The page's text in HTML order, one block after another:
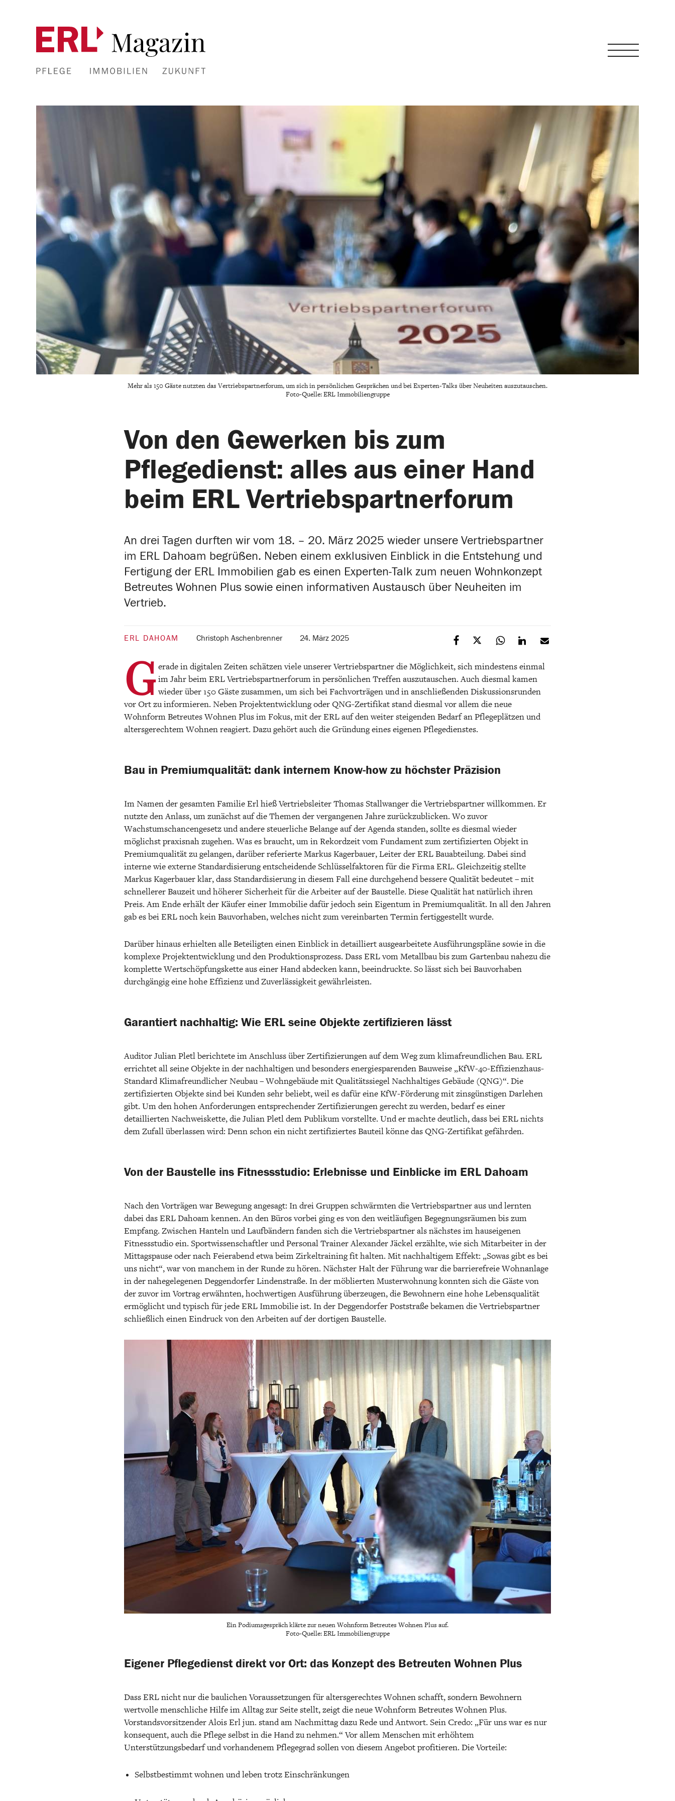
Mehr als 150 Gäste nutzten das Vertriebspartnerforum, um sich in persönlichen Gesprächen und bei Experten-Talks über Neuheiten auszutauschen.
Foto-Quelle: ERL Immobiliengruppe
Von den Gewerken bis zum
Pflegedienst: alles aus einer Hand
beim ERL Vertriebspartnerforum
An drei Tagen durften wir vom 18. – 20. März 2025 wieder unsere Vertriebspartner
im ERL Dahoam begrüßen. Neben einem exklusiven Einblick in die Entstehung und
Fertigung der ERL Immobilien gab es einen Experten-Talk zum neuen Wohnkonzept
Betreutes Wohnen Plus sowie einen informativen Austausch über Neuheiten im
Vertrieb.
ERL DAHOAM Christoph Aschenbrenner 24. März 2025
G erade in digitalen Zeiten schätzen viele unserer Vertriebspartner die Möglichkeit, sich mindestens einmal
im Jahr beim ERL Vertriebspartnerforum in persönlichen Treffen auszutauschen. Auch diesmal kamen
wieder über 150 Gäste zusammen, um sich bei Fachvorträgen und in anschließenden Diskussionsrunden
vor Ort zu informieren. Neben Projektentwicklung oder QNG-Zertifikat stand diesmal vor allem die neue
Wohnform Betreutes Wohnen Plus im Fokus, mit der ERL auf den weiter steigenden Bedarf an Pflegeplätzen und
altersgerechtem Wohnen reagiert. Dazu gehört auch die Gründung eines eigenen Pflegedienstes.
Bau in Premiumqualität: dank internem Know-how zu höchster Präzision
Im Namen der gesamten Familie Erl hieß Vertriebsleiter Thomas Stallwanger die Vertriebspartner willkommen. Er
nutzte den Anlass, um zunächst auf die Themen der vergangenen Jahre zurückzublicken. Wo zuvor
Wachstumschancengesetz und andere steuerliche Belange auf der Agenda standen, sollte es diesmal wieder
möglichst praxisnah zugehen. Was es braucht, um in Rekordzeit vom Fundament zum zertifizierten Objekt in
Premiumqualität zu gelangen, darüber referierte Markus Kagerbauer, Leiter der ERL Bauabteilung. Dabei sind
interne wie externe Standardisierung entscheidende Schlüsselfaktoren für die Firma ERL. Gleichzeitig stellte
Markus Kagerbauer klar, dass Standardisierung in diesem Fall eine durchgehend bessere Qualität bedeutet – mit
schnellerer Bauzeit und höherer Sicherheit für die Arbeiter auf der Baustelle. Diese Qualität hat natürlich ihren
Preis. Am Ende erhält der Käufer einer Immobilie dafür jedoch sein Eigentum in Premiumqualität. In all den Jahren
gab es bei ERL noch kein Bauvorhaben, welches nicht zum vereinbarten Termin fertiggestellt wurde.
Darüber hinaus erhielten alle Beteiligten einen Einblick in detailliert ausgearbeitete Ausführungspläne sowie in die
komplexe Projektentwicklung und den Produktionsprozess. Dass ERL vom Metallbau bis zum Gartenbau nahezu die
komplette Wertschöpfungskette aus einer Hand abdecken kann, beeindruckte. So lässt sich bei Bauvorhaben
durchgängig eine hohe Effizienz und Zuverlässigkeit gewährleisten.
Garantiert nachhaltig: Wie ERL seine Objekte zertifizieren lässt
Auditor Julian Pletl berichtete im Anschluss über Zertifizierungen auf dem Weg zum klimafreundlichen Bau. ERL
errichtet all seine Objekte in der nachhaltigen und besonders energiesparenden Bauweise „KfW-40-Effizienzhaus-
Standard Klimafreundlicher Neubau – Wohngebäude mit Qualitätssiegel Nachhaltiges Gebäude (QNG)“. Die
zertifizierten Objekte sind bei Kunden sehr beliebt, weil es dafür eine KfW-Förderung mit zinsgünstigen Darlehen
gibt. Um den hohen Anforderungen entsprechender Zertifizierungen gerecht zu werden, bedarf es einer
detaillierten Nachweiskette, die Julian Pletl dem Publikum vorstellte. Und er machte deutlich, dass bei ERL nichts
dem Zufall überlassen wird: Denn schon ein nicht zertifiziertes Bauteil könne das QNG-Zertifikat gefährden.
Von der Baustelle ins Fitnessstudio: Erlebnisse und Einblicke im ERL Dahoam
Nach den Vorträgen war Bewegung angesagt: In drei Gruppen schwärmten die Vertriebspartner aus und lernten
dabei das ERL Dahoam kennen. An den Büros vorbei ging es von den weitläufigen Begegnungsräumen bis zum
Empfang. Zwischen Hanteln und Laufbändern fanden sich die Vertriebspartner als nächstes im hauseigenen
Fitnessstudio ein. Sportwissenschaftler und Personal Trainer Alexander Jäckel erzählte, wie sich Mitarbeiter in der
Mittagspause oder nach Feierabend etwa beim Zirkeltraining fit halten. Mit nachhaltigem Effekt: „Sowas gibt es bei
uns nicht“, war von manchem in der Runde zu hören. Nächster Halt der Führung war die barrierefreie Wohnanlage
in der nahegelegenen Deggendorfer Lindenstraße. In der möblierten Musterwohnung konnten sich die Gäste von
der zuvor im Vortrag erwähnten, hochwertigen Ausführung überzeugen, die Bewohnern eine hohe Lebensqualität
ermöglicht und typisch für jede ERL Immobilie ist. In der Deggendorfer Poststraße bekamen die Vertriebspartner
schließlich einen Eindruck von den Arbeiten auf der dortigen Baustelle.
Ein Podiumsgespräch klärte zur neuen Wohnform Betreutes Wohnen Plus auf.
Foto-Quelle: ERL Immobiliengruppe
Eigener Pflegedienst direkt vor Ort: das Konzept des Betreuten Wohnen Plus
Dass ERL nicht nur die baulichen Voraussetzungen für altersgerechtes Wohnen schafft, sondern Bewohnern
wertvolle menschliche Hilfe im Alltag zur Seite stellt, zeigt die neue Wohnform Betreutes Wohnen Plus.
Vorstandsvorsitzender Alois Erl jun. stand am Nachmittag dazu Rede und Antwort. Sein Credo: „Für uns war es nur
konsequent, auch die Pflege selbst in die Hand zu nehmen.“ Vor allem Menschen mit erhöhtem
Unterstützungsbedarf und vorhandenem Pflegegrad sollen von diesem Angebot profitieren. Die Vorteile:
Selbstbestimmt wohnen und leben trotz Einschränkungen